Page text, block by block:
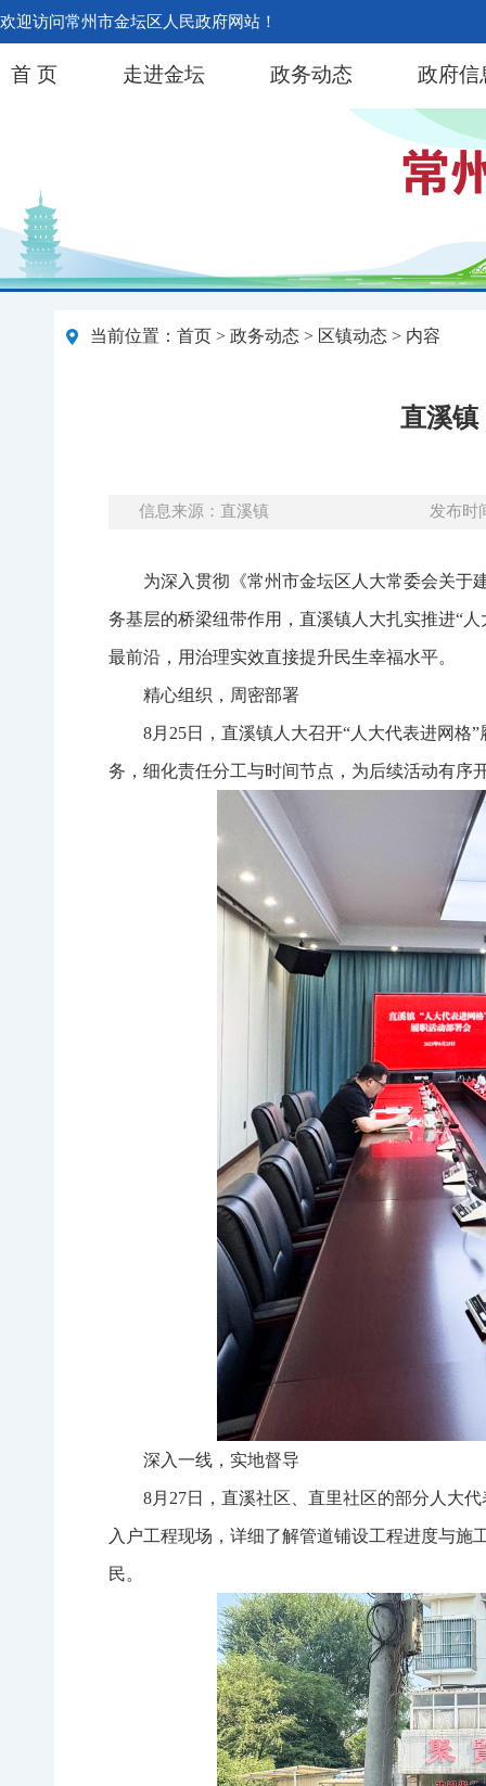
欢迎访问常州市金坛区人民政府网站！
首 页 走进金坛 政务动态 政府信
当前位置： 首页 > 政务动态 > 区镇动态 > 内容
直溪镇
信息来源：直溪镇 发布时
为深入贯彻《常州市金坛区人大常委会关于
务基层的桥梁纽带作用，直溪镇人大扎实推进“
最前沿，用治理实效直接提升民生幸福水平。
精心组织，周密部署
8月25日，直溪镇人大召开“人大代表进网格
务，细化责任分工与时间节点，为后续活动有序
深入一线，实地督导
8月27日，直溪社区、直里社区的部分人大
入户工程现场，详细了解管道铺设工程进度与
民。